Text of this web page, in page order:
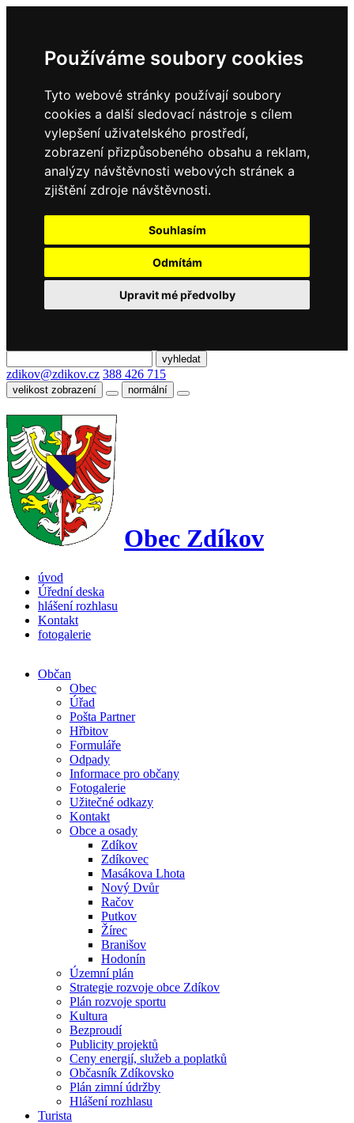
Používáme soubory cookies
Tyto webové stránky používají soubory
cookies a další sledovací nástroje s cílem
vylepšení uživatelského prostředí,
zobrazení přizpůsobeného obsahu a reklam,
analýzy návštěvnosti webových stránek a
zjištění zdroje návštěvnosti.
Souhlasím
Odmítám
Upravit mé předvolby
zdikov@zdikov.cz 388 426 715
velikost zobrazení normální
Obec Zdíkov
úvod
Úřední deska
hlášení rozhlasu
Kontakt
fotogalerie
Občan
Obec
Úřad
Pošta Partner
Hřbitov
Formuláře
Odpady
Informace pro občany
Fotogalerie
Užitečné odkazy
Kontakt
Obce a osady
Zdíkov
Zdíkovec
Masákova Lhota
Nový Dvůr
Račov
Putkov
Žírec
Branišov
Hodonín
Územní plán
Strategie rozvoje obce Zdíkov
Plán rozvoje sportu
Kultura
Bezproudí
Publicity projektů
Ceny energií, služeb a poplatků
Občasník Zdíkovsko
Plán zimní údržby
Hlášení rozhlasu
Turista